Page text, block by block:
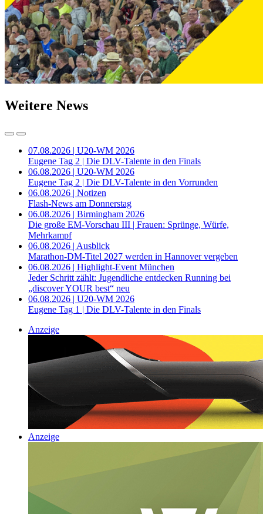
Weitere News
07.08.2026 | U20-WM 2026
Eugene Tag 2 | Die DLV-Talente in den Finals
06.08.2026 | U20-WM 2026
Eugene Tag 2 | Die DLV-Talente in den Vorrunden
06.08.2026 | Notizen
Flash-News am Donnerstag
06.08.2026 | Birmingham 2026
Die große EM-Vorschau III | Frauen: Sprünge, Würfe,
Mehrkampf
06.08.2026 | Ausblick
Marathon-DM-Titel 2027 werden in Hannover vergeben
06.08.2026 | Highlight-Event München
Jeder Schritt zählt: Jugendliche entdecken Running bei
„discover YOUR best“ neu
06.08.2026 | U20-WM 2026
Eugene Tag 1 | Die DLV-Talente in den Finals
Anzeige
Anzeige